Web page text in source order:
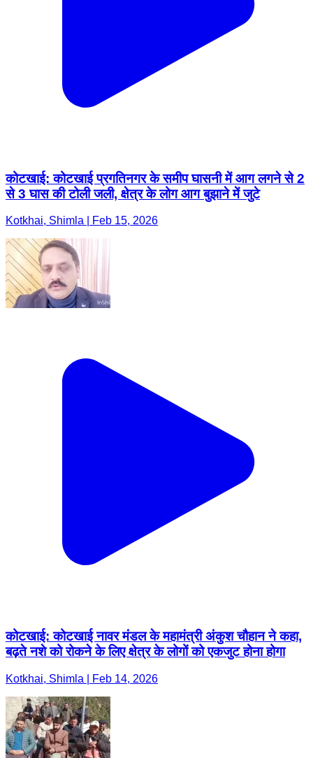
कोटखाई: कोटखाई प्रगतिनगर के समीप घासनी में आग लगने से 2
से 3 घास की टोली जली, क्षेत्र के लोग आग बुझाने में जुटे
Kotkhai, Shimla | Feb 15, 2026
कोटखाई: कोटखाई नावर मंडल के महामंत्री अंकुश चौहान ने कहा,
बढ़ते नशे को रोकने के लिए क्षेत्र के लोगों को एकजुट होना होगा
Kotkhai, Shimla | Feb 14, 2026